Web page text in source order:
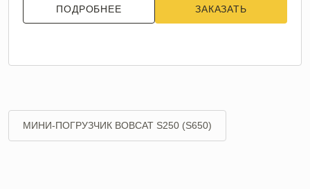
ПОДРОБНЕЕ ЗАКАЗАТЬ
МИНИ-ПОГРУЗЧИК BOBCAT S250 (S650)